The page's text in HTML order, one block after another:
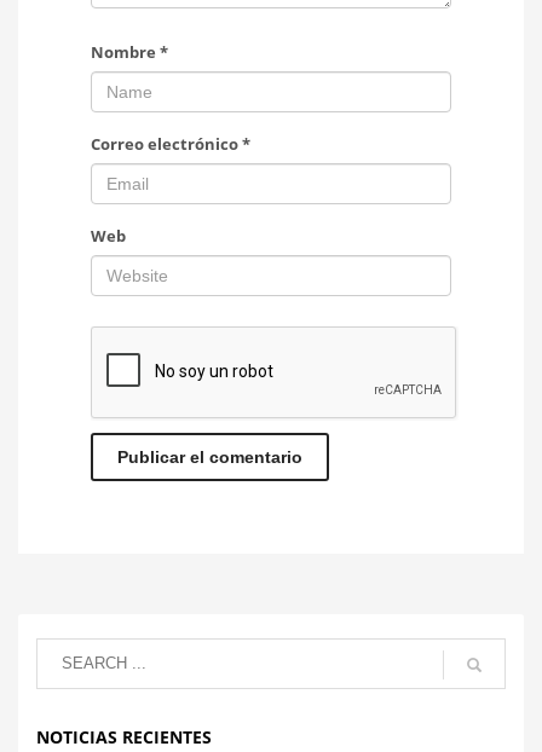
Nombre *
Correo electrónico*
Web
NOTICIAS RECIENTES